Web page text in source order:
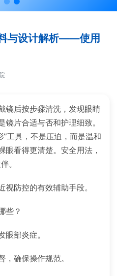
与设计解析——使用
镜后按步骤清洗，发现眼睛
片合适与否和护理细致。
”工具，不是压迫，而是温和
眼看得更清楚。安全用法，
。
防控的有效辅助手段。
些？
眼部炎症。
，确保操作规范。